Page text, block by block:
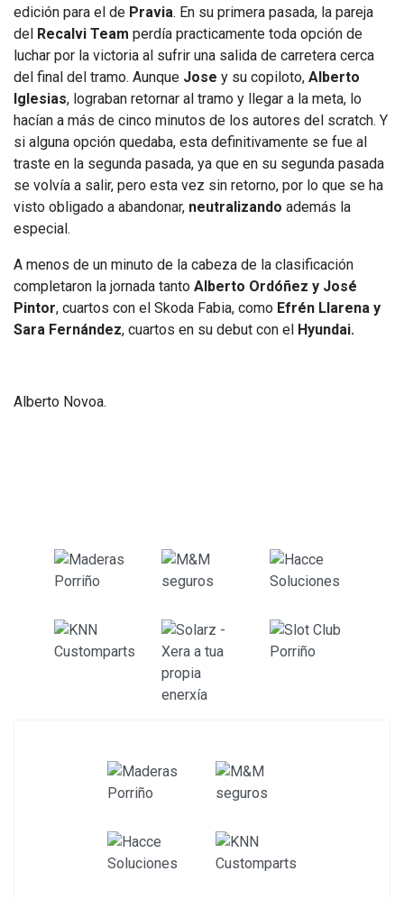
edición para el de Pravia. En su primera pasada, la pareja
del Recalvi Team perdía practicamente toda opción de
luchar por la victoria al sufrir una salida de carretera cerca
del final del tramo. Aunque Jose y su copiloto, Alberto
Iglesias, lograban retornar al tramo y llegar a la meta, lo
hacían a más de cinco minutos de los autores del scratch. Y
si alguna opción quedaba, esta definitivamente se fue al
traste en la segunda pasada, ya que en su segunda pasada
se volvía a salir, pero esta vez sin retorno, por lo que se ha
visto obligado a abandonar, neutralizando además la
especial.
A menos de un minuto de la cabeza de la clasificación
completaron la jornada tanto Alberto Ordóñez y José
Pintor, cuartos con el Skoda Fabia, como Efrén Llarena y
Sara Fernández, cuartos en su debut con el Hyundai.
Alberto Novoa.